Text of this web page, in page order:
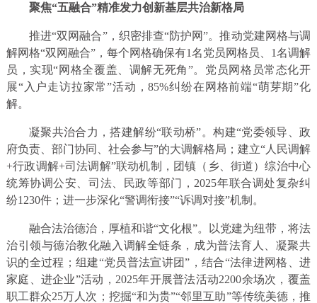
聚焦“五融合”精准发力创新基层共治新格局
推进“双网融合”，织密排查“防护网”。推动党建网格与调
解网格“双网融合”，每个网格确保有1名党员网格员、1名调解
员，实现“网格全覆盖、调解无死角”。党员网格员常态化开
展“入户走访拉家常”活动，85%纠纷在网格前端“萌芽期”化
解。
凝聚共治合力，搭建解纷“联动桥”。构建“党委领导、政
府负责、部门协同、社会参与”的大调解格局；建立“人民调解
+行政调解+司法调解”联动机制，团镇（乡、街道）综治中心
统筹协调公安、司法、民政等部门，2025年联合调处复杂纠
纷1230件；进一步深化“警调衔接”“诉调对接”机制。
融合法治德治，厚植和谐“文化根”。以党建为纽带，将法
治引领与德治教化融入调解全链条，成为普法育人、凝聚共
识的全过程；组建“党员普法宣讲团”，结合“法律进网格、进
家庭、进企业”活动，2025年开展普法活动2200余场次，覆盖
职工群众25万人次；挖掘“和为贵”“邻里互助”等传统美德，推